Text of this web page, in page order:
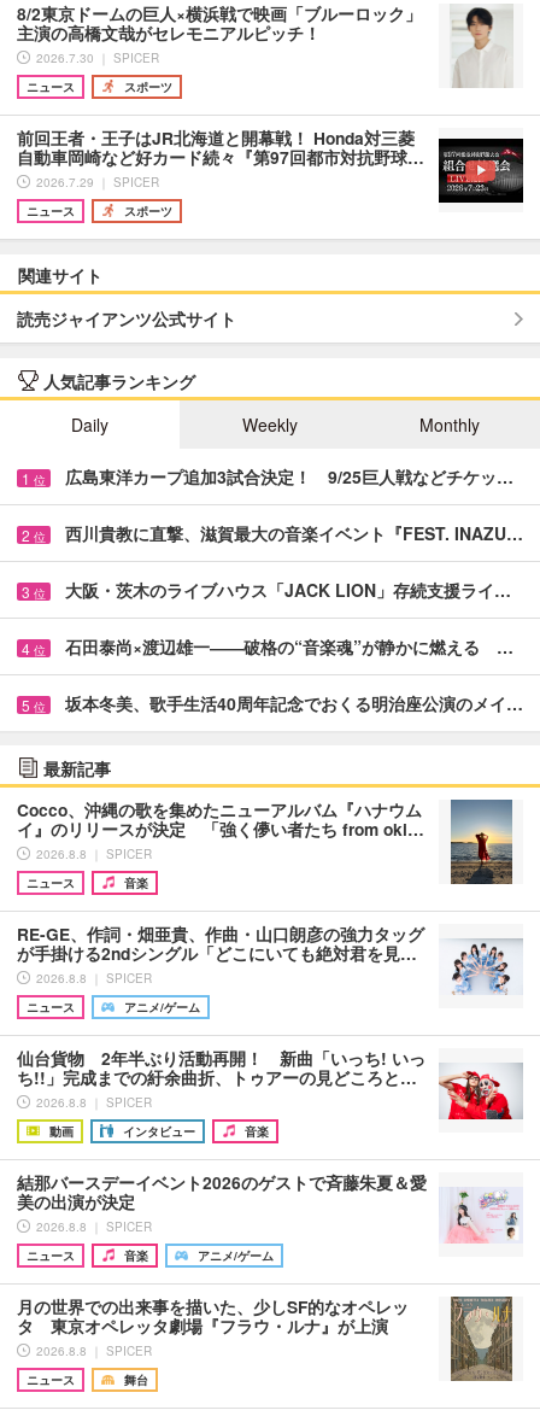
8/2東京ドームの巨人×横浜戦で映画「ブルーロック」
主演の高橋文哉がセレモニアルピッチ！
2026.7.30 ｜ SPICER
ニュース
スポーツ
前回王者・王子はJR北海道と開幕戦！ Honda対三菱
自動車岡崎など好カード続々『第97回都市対抗野球…
2026.7.29 ｜ SPICER
ニュース
スポーツ
関連サイト
読売ジャイアンツ公式サイト
人気記事ランキング
Daily
Weekly Monthly
1 位 広島東洋カープ追加3試合決定！ 9/25巨人戦などチケッ…
2 位 西川貴教に直撃、滋賀最大の音楽イベント『FEST. INAZU…
3 位 大阪・茨木のライブハウス「JACK LION」存続支援ライ…
4 位 石田泰尚×渡辺雄一――破格の“音楽魂”が静かに燃える …
5 位 坂本冬美、歌手生活40周年記念でおくる明治座公演のメイ…
最新記事
Cocco、沖縄の歌を集めたニューアルバム『ハナウム
イ』のリリースが決定 「強く儚い者たち from oki…
2026.8.8 ｜ SPICER
ニュース
音楽
RE-GE、作詞・畑亜貴、作曲・山口朗彦の強力タッグ
が手掛ける2ndシングル「どこにいても絶対君を見…
2026.8.8 ｜ SPICER
ニュース
アニメ/ゲーム
仙台貨物 2年半ぶり活動再開！ 新曲「いっち! いっ
ち!!」完成までの紆余曲折、トゥアーの見どころと…
2026.8.8 ｜ SPICER
動画
インタビュー 音楽
結那バースデーイベント2026のゲストで斉藤朱夏＆愛
美の出演が決定
2026.8.8 ｜ SPICER
ニュース
音楽 アニメ/ゲーム
月の世界での出来事を描いた、少しSF的なオペレッ
タ 東京オペレッタ劇場『フラウ・ルナ』が上演
2026.8.8 ｜ SPICER
ニュース
舞台